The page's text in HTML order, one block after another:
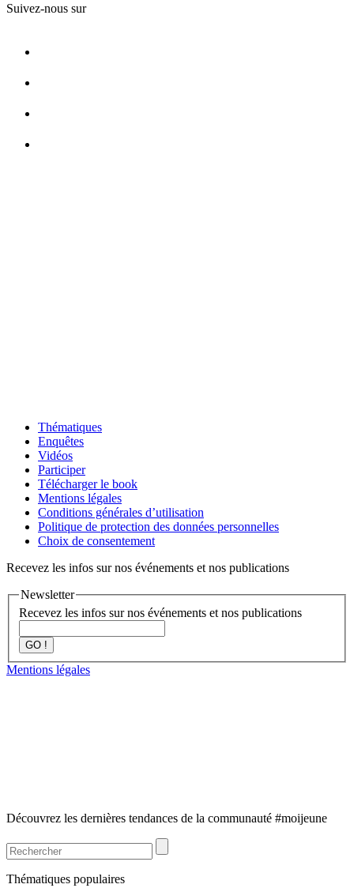
Suivez-nous sur
Thématiques
Enquêtes
Vidéos
Participer
Télécharger le book
Mentions légales
Conditions générales d’utilisation
Politique de protection des données personnelles
Choix de consentement
Recevez les infos sur nos événements et nos publications
Newsletter
Recevez les infos sur nos événements et nos publications
GO !
Mentions légales
Découvrez les dernières tendances de la communauté #moijeune
Thématiques populaires